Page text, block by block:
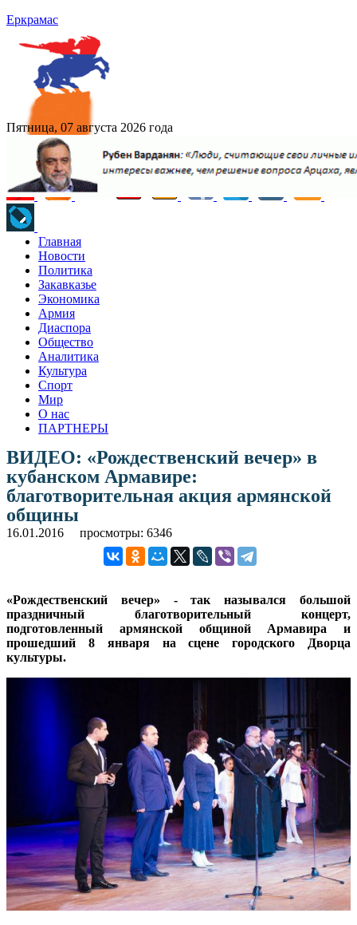
Еркрамас
Пятница, 07 августа 2026 года
Главная
Новости
Политика
Закавказье
Экономика
Армия
Диаспора
Общество
Аналитика
Культура
Спорт
Мир
О нас
ПАРТНЕРЫ
ВИДЕО: «Рождественский вечер» в
кубанском Армавире:
благотворительная акция армянской
общины
16.01.2016 просмотры: 6346
«Рождественский вечер» - так назывался большой
праздничный благотворительный концерт,
подготовленный армянской общиной Армавира и
прошедший 8 января на сцене городского Дворца
культуры.